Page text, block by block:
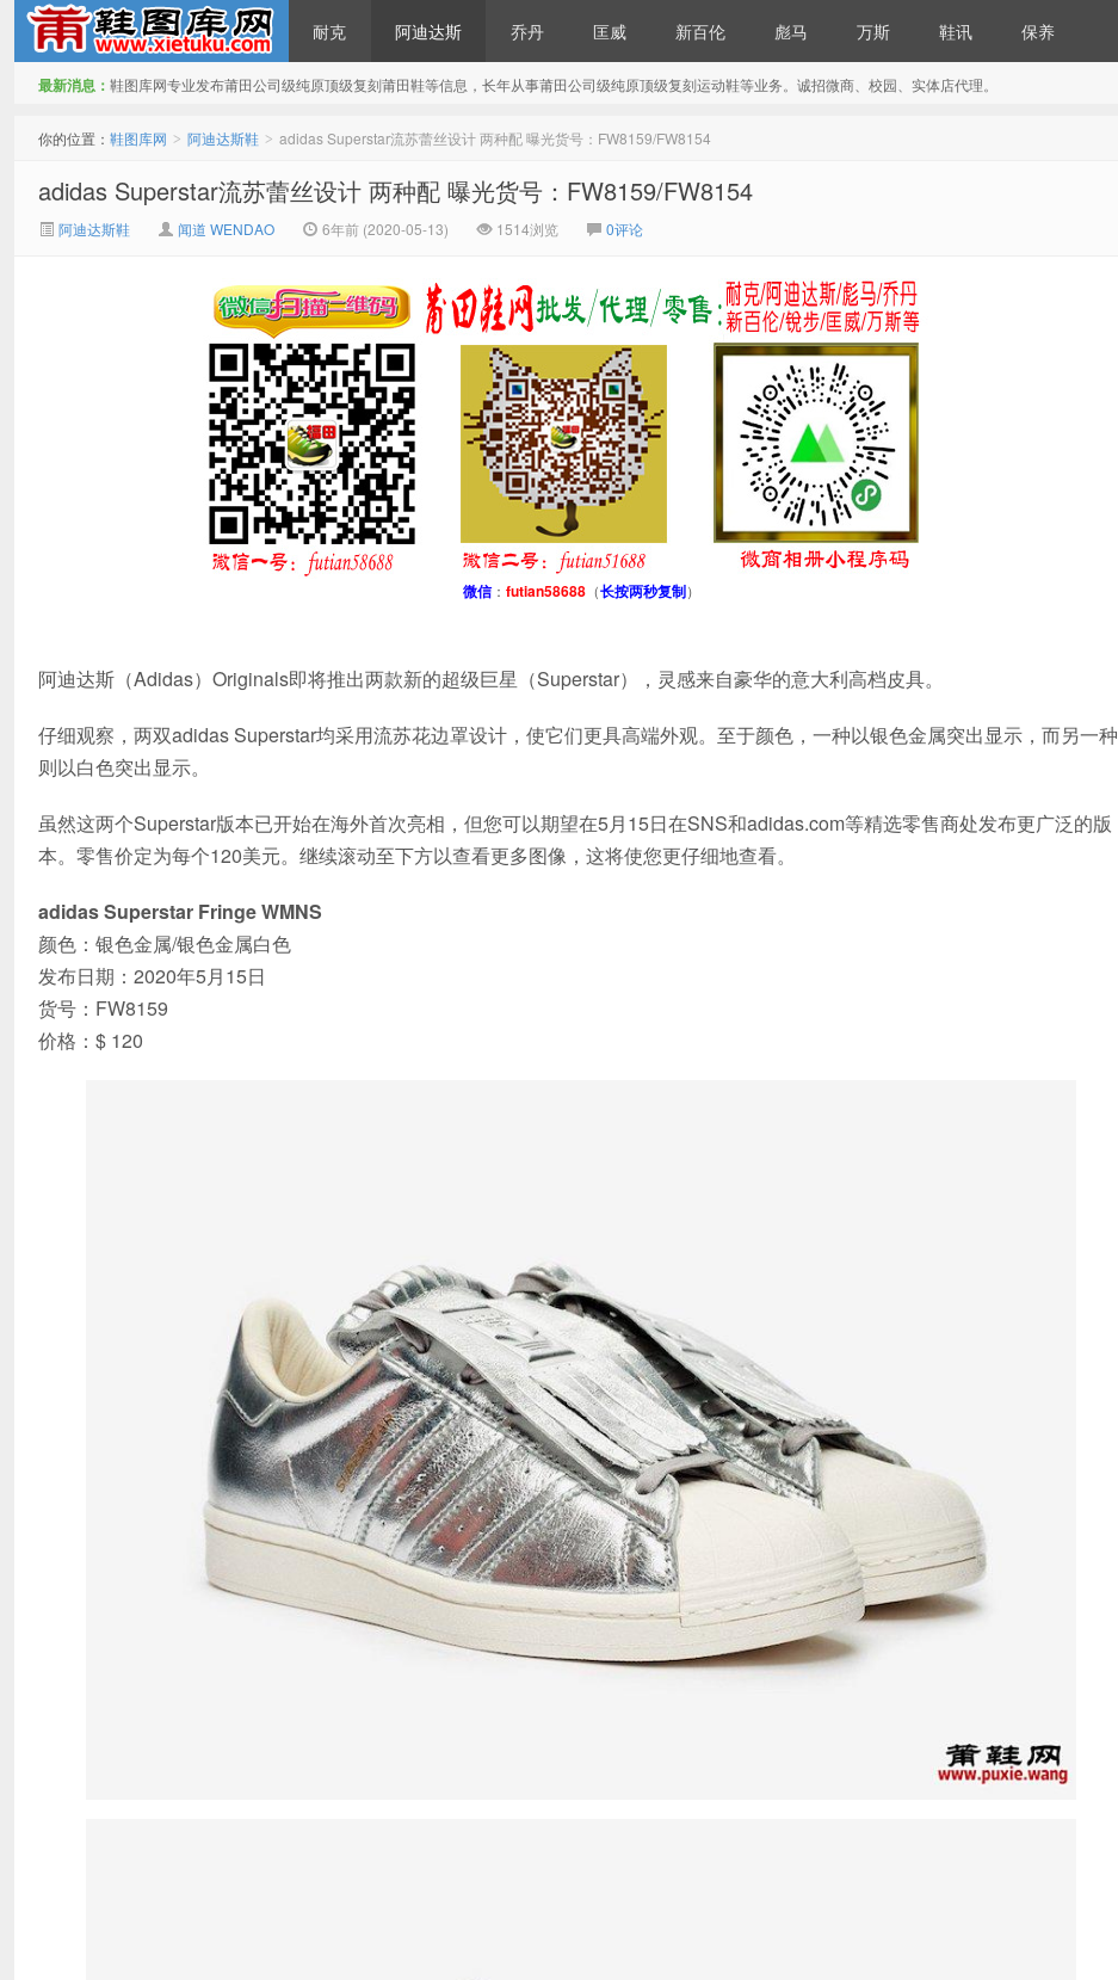
耐克 阿迪达斯 乔丹 匡威 新百伦 彪马 万斯 鞋讯 保养
最新消息： 鞋图库网专业发布莆田公司级纯原顶级复刻莆田鞋等信息，长年从事莆田公司级纯原顶级复刻运动鞋等业务。诚招微商、校园、实体店代理。
你的位置： 鞋图库网 > 阿迪达斯鞋 > adidas Superstar流苏蕾丝设计 两种配 曝光货号：FW8159/FW8154
adidas Superstar流苏蕾丝设计 两种配 曝光货号：FW8159/FW8154
阿迪达斯鞋 闻道 WENDAO 6年前 (2020-05-13) 1514浏览 0评论
微信： futian58688（长按两秒复制）
阿迪达斯（Adidas）Originals即将推出两款新的超级巨星（Superstar），灵感来自豪华的意大利高档皮具。
仔细观察，两双adidas Superstar均采用流苏花边罩设计，使它们更具高端外观。至于颜色，一种以银色金属突出显示，而另一种
则以白色突出显示。
虽然这两个Superstar版本已开始在海外首次亮相，但您可以期望在5月15日在SNS和adidas.com等精选零售商处发布更广泛的版
本。零售价定为每个120美元。继续滚动至下方以查看更多图像，这将使您更仔细地查看。
adidas Superstar Fringe WMNS
颜色：银色金属/银色金属白色
发布日期：2020年5月15日
货号：FW8159
价格：$ 120